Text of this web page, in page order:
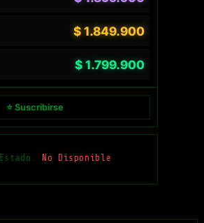
$1.849.900
$1.799.900
⭐ Suscribirse
Estado: No Disponible